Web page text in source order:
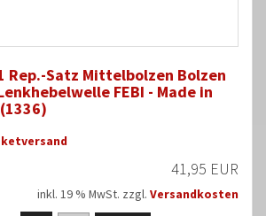
Rep.-Satz Mittelbolzen Bolzen
FEBI - Made in
41,95 EUR
inkl. 19 % MwSt. zzgl. Versandkosten